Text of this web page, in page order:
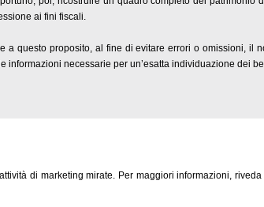
di marketing mirate. Per maggiori informazioni,
ai fini fiscali.
a questo proposito, al fine di evitare errori o omissioni, il
informazioni necessarie per un’esatta individuazione dei